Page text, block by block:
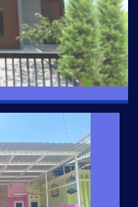
Free Desain, Dapur,
Mandi.